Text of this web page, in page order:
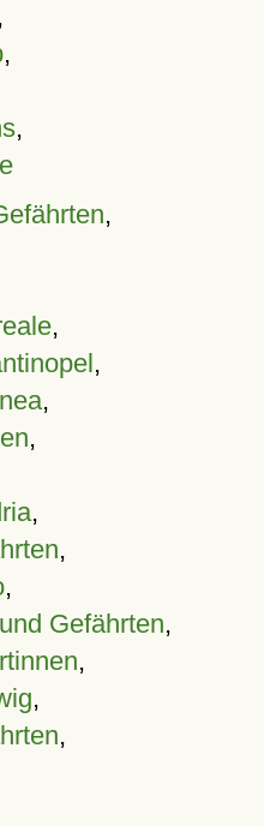
,
,
,
,
,
,
,
,
,
,
,
Gefährten,
,
,
,